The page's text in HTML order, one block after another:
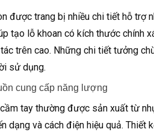
được trang bị nhiều chi tiết hỗ trợ
tạo lỗ khoan có kích thước chính
trên cao. Những chi tiết tưởng
sử dụng.
cung cấp năng lượng
tay thường được sản xuất từ
dạng và cách điện hiệu quả.